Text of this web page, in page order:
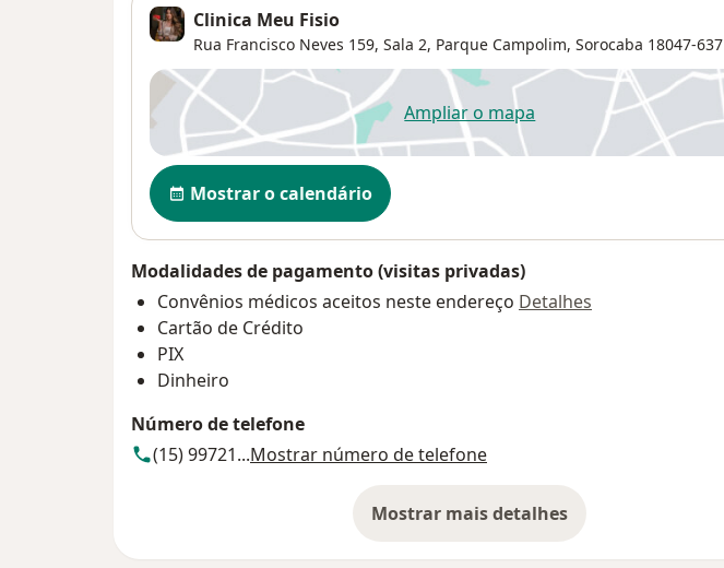
Clinica Meu Fisio
Rua Francisco Neves 159, Sala 2, Parque Campolim, Sorocaba 18047-637
Ampliar o mapaabre num novo separador
Disponibilidade
Mostrar o calendário
Modalidades de pagamento (visitas privadas)
Convênios médicos aceitos neste endereço Detalhes
Cartão de Crédito
PIX
Dinheiro
Número de telefone
(15) 99721...Mostrar número de telefone
Mostrar mais detalhes
sobre o endereço